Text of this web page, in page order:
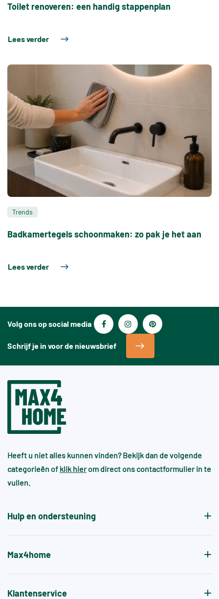
Toilet renoveren: een handig stappenplan
Lees verder
Trends
Badkamertegels schoonmaken: zo pak je het aan
Lees verder
Volg ons op social media
Schrijf je in voor de nieuwsbrief
Heeft u niet alles kunnen vinden? Bekijk dan de volgende
categorieën of klik hier om direct ons contactformulier in te
vullen.
Hulp en ondersteuning
Max4home
Klantenservice